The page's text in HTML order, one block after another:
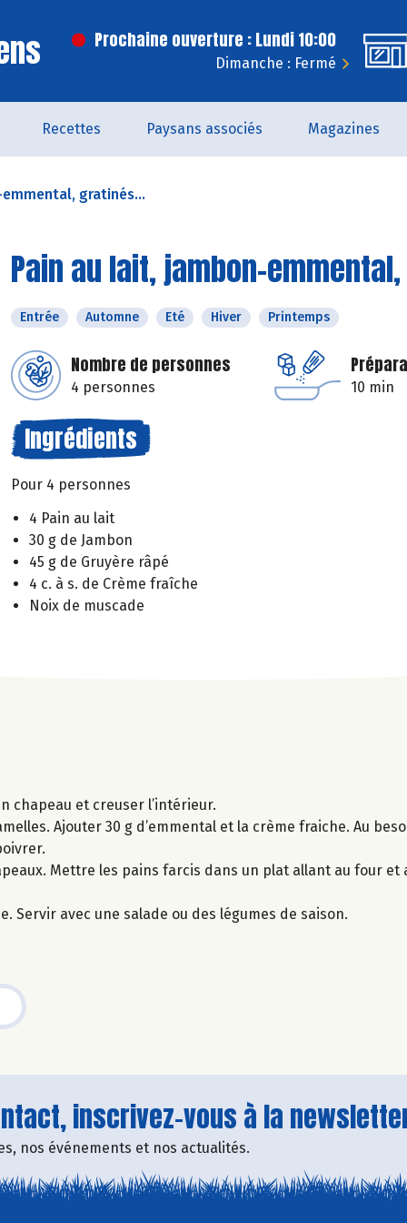
Prochaine ouverture : Lundi 10:00
Dimanche : Fermé
Recettes Paysans associés Magazines
gratinés...
Pain au lait, jambon-
Entrée Automne Eté Hiver Printemps
Nombre de personnes
4 personnes 10 min
Ingrédients
Pour 4 personnes
4 Pain au lait
30 g de Jambon
45 g de Gruyère râpé
4 c. à s. de Crème fraîche
Noix de muscade
chapeau et creuser l’intérieur.
Ajouter 30 g d’emmental et la crème fraiche. Au
Mettre les pains farcis dans un plat allant au four et
Servir avec une salade ou des légumes de saison.
inscrivez-vous à la
nos événements et nos actualités.